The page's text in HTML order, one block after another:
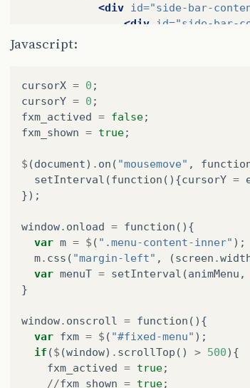
<div
id="side-bar-
<div id="side-bar-
</div>
</div>
<div
id="page">
<header
id= "top">
</div>
</div>
</header>
<nav id="static-menu">
<div
<ul>
Javascript:
cursorX = 0 ;
cursorY = 0 ;
fxm_actived = false;
fxm_shown = true;
$ (document) . on ( "mousemove" ,
setInterval (function (){cursorY =
});
window. onload = function (){
var m = $ ( ".menu-content-inner" );
m. css ( "margin-left" , (screen .
var menuT = setInterval (animMenu ,
}
window. onscroll = function (){
var fxm = $ ( "#fixed-menu" );
if ($ (window) . scrollTop () > 500){
fxm_actived = true;
//fxm_shown = true;